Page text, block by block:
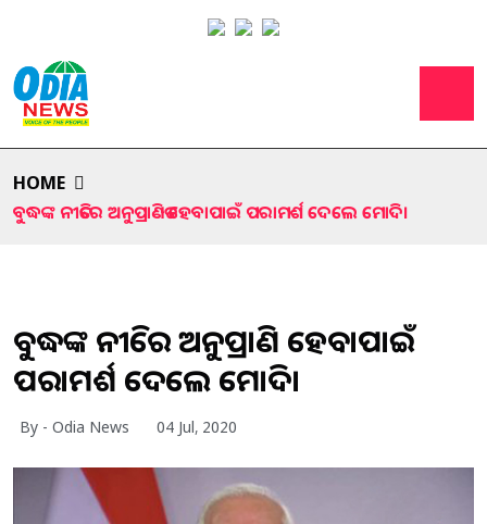
HOME
ବୁଦ୍ଧଙ୍କ ନୀତିରେ ଅନୁପ୍ରାଣିତ ହେବାପାଇଁ ପରାମର୍ଶ ଦେଲେ ମୋଦି।
ବୁଦ୍ଧଙ୍କ ନୀତିରେ ଅନୁପ୍ରାଣିତ ହେବାପାଇଁ
ପରାମର୍ଶ ଦେଲେ ମୋଦି।
By - Odia News 04 Jul, 2020